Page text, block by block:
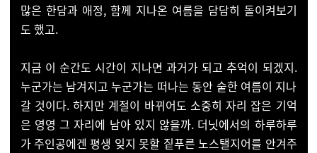
많은 한담과 애정, 함께 지나온 여름을 담담히 돌이켜보기
도 했고.
지금 이 순간도 시간이 지나면 과거가 되고 추억이 되겠지.
누군가는 남겨지고 누군가는 떠나는 동안 숱한 여름이 지나
갈 것이다. 하지만 계절이 바뀌어도 소중히 자리 잡은 기억
은 영영 그 자리에 남아 있지 않을까. 더닛에서의 하루하루
가 주인공에겐 평생 잊지 못할 짙푸른 노스탤지어를 안겨주